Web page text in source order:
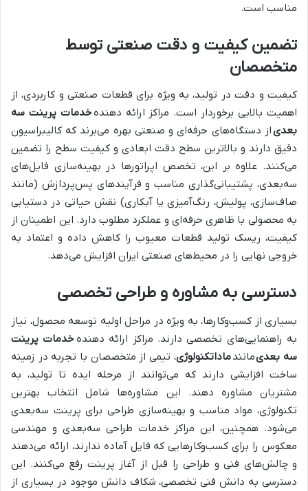
مناسب است.
تضمین کیفیت و دقت صنعتی توسط
متخصصان
کیفیت و دقت در تولید، به ویژه برای قطعات صنعتی و کاربردی، از
اهمیت بالایی برخوردار است. مراکز ارائه دهندهخدمات پرینت سه
بعدیاز دستگاه‌های حرفه‌ای و صنعتی بهره می‌برند که کالیبراسیون
دقیق دارند و بالاترین سطح دقت ابعادی و کیفیت سطح را تضمین
می‌کنند. علاوه بر این، تخصص اپراتورها در بهینه‌سازی فایل‌های
سه‌بعدی، پشتیبانی‌گذاری مناسب و فرآیندهای پس‌پردازش (مانند
صاف‌سازی، پولیش، رنگ‌آمیزی یا آبکاری) نقش حیاتی در دستیابی
به محصولی با ظاهری حرفه‌ای و عملکرد مطلوب دارد. این اطمینان از
کیفیت، ریسک تولید قطعات معیوب را کاهش داده و اعتماد به
خروجی نهایی را در محیط‌های صنعتی ایران افزایش می‌دهد.
دسترسی به مشاوره و طراحی تخصصی
بسیاری از کسب‌وکارها، به ویژه در مراحل اولیه توسعه محصول، نیاز
به راهنمایی‌های تخصصی دارند. مراکز ارائه دهنده خدمات پرینت
سه بعدیمانندماداتکنولوژی، تیمی از متخصصان با تجربه در زمینه
ساخت افزایشی دارند که می‌توانند از مرحله ایده تا تولید، به
مشتریان مشاوره دهند. این مشاوره‌ها شامل انتخاب بهترین
تکنولوژی، مواد مناسب و بهینه‌سازی طراحی برای پرینت سه‌بعدی
می‌شود. همچنین، این مراکز خدمات طراحی سه‌بعدی و مهندسی
معکوس را برای کسب‌وکارهایی که فایل آماده ندارند، ارائه می‌دهند
و چالش‌های فنی و طراحی را قبل از آغاز پرینت رفع می‌کنند. این
دسترسی به دانش فنی تخصصی، شکاف دانش موجود در بسیاری از